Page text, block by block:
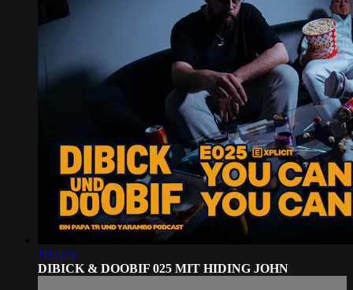
1:15:23
DIBICK & DOOBIF 025 MIT HIDING JOHN